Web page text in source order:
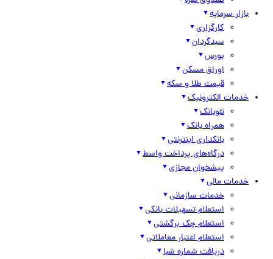
بازار سرمایه
کارگزاری
سبدگردان
بورس
اوراق مسکن
قیمت طلا و سکه
خدمات الکترونیک
نئوبانک
همراه بانک
بانکداری اینترنتی
درگاه‌های پرداخت واسط
پیشخوان مجازی
خدمات مالی
خدمات سازمانی
استعلام تسهیلات بانکی
استعلام چک برگشتی
استعلام اعتبار معاملاتی
دریافت شماره شبا